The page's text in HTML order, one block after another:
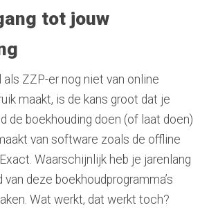
tot jouw
ZZP-er nog niet van online
maakt, is de kans groot dat je
de boekhouding doen (of laat doen)
van software zoals de offline
Waarschijnlijk heb je jarenlang
deze boekhoudprogramma’s
Wat werkt, dat werkt toch?